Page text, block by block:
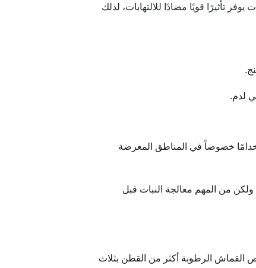
تأثيرًا قويًا مضادًا للالتهابات، لذلك
لدم.
خصوصاً في المناطق المعرضة
ولكن من المهم معالجة النبات قبل
القماش الرطوبة أكثر من القطن بثلاث